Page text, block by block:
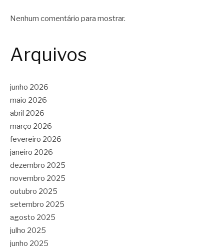
Nenhum comentário para mostrar.
Arquivos
junho 2026
maio 2026
abril 2026
março 2026
fevereiro 2026
janeiro 2026
dezembro 2025
novembro 2025
outubro 2025
setembro 2025
agosto 2025
julho 2025
junho 2025